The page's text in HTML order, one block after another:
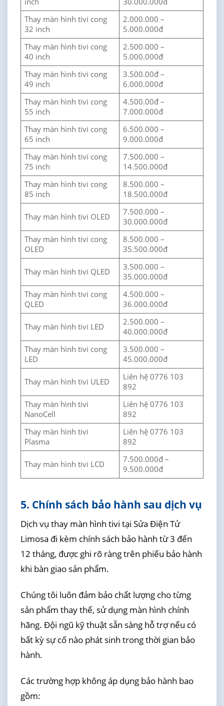
Thay màn hình tivi cong
32 inch
2.000.000 –
5.000.000đ
Thay màn hình tivi cong
40 inch
2.500.000 –
5.000.000đ
Thay màn hình tivi cong
49 inch
3.500.00đ –
6.000.000đ
Thay màn hình tivi cong
55 inch
4.500.00đ –
7.000.000đ
Thay màn hình tivi cong
65 inch
6.500.000 –
9.000.000đ
Thay màn hình tivi cong
75 inch
7.500.000 –
14.500.000đ
Thay màn hình tivi cong
85 inch
8.500.000 –
18.500.000đ
Thay màn hình tivi OLED
7.500.000 –
30.000.000đ
Thay màn hình tivi cong
OLED
8.500.000 –
35.500.000đ
Thay màn hình tivi QLED
3.500.000 –
35.000.000đ
Thay màn hình tivi cong
QLED
4.500.000 –
36.000.000đ
Thay màn hình tivi LED
2.500.000 –
40.000.000đ
Thay màn hình tivi cong
LED
3.500.000 –
45.000.000đ
Thay màn hình tivi ULED
Liên hệ 0776 103
892
Thay màn hình tivi
NanoCell
Liên hệ 0776 103
892
Thay màn hình tivi
Plasma
Liên hệ 0776 103
892
Thay màn hình tivi LCD
7.500.000đ –
9.500.000đ
5. Chính sách bảo hành sau dịch vụ
Dịch vụ thay màn hình tivi tại Sửa Điện Tử
Limosa đi kèm chính sách bảo hành từ 3 đến
12 tháng, được ghi rõ ràng trên phiếu bảo hành
khi bàn giao sản phẩm.
Chúng tôi luôn đảm bảo chất lượng cho từng
sản phẩm thay thế, sử dụng màn hình chính
hãng. Đội ngũ kỹ thuật sẵn sàng hỗ trợ nếu có
bất kỳ sự cố nào phát sinh trong thời gian bảo
hành.
Các trường hợp không áp dụng bảo hành bao
gồm: